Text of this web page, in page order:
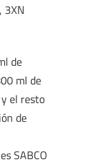
3XN
de
ml de
el resto
de
SABCO